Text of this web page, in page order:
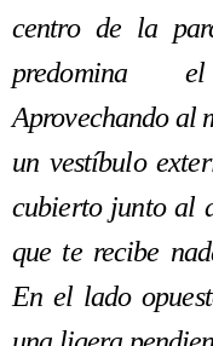
centro de la
predomina
Aprovechando al
un vestíbulo
cubierto junto al
que te recibe
En el lado